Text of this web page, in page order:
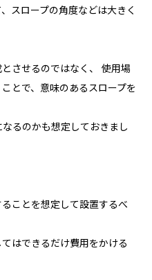
スロープの角度などは大きく
させるのではなく、 使用場
とで、意味のあるスロープを
るのかも想定しておきまし
ことを想定して設置するべ
はできるだけ費用をかける